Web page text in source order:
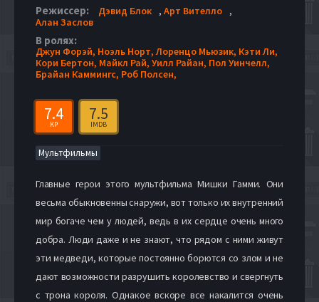
Режиссер: Дэвид Блок , Арт Вителло
,
Алан Заслов
В ролях:
Джун Форэй, Ноэль Норт,Лоренцо Мьюзик, Кэти Ли,
Кори Бертон, Майкл Рай, Уилл Райан, Пол Уинчелл,
Брайан Каммингс, Роб Полсен,
7.4
KP
7.5
IMDB
Мультфильмы
Главные герои этого мультфильма Мишки Гамми. Они
весьма обыкновенны снаружи, вот только их внутренний
мир богаче чем у людей, ведь в их сердце очень много
добра. Люди даже и не знают, что рядом с ними живут
эти медведи, которые постоянно борются со злом и не
дают возможности разрушить королевство и свергнуть
с трона короля. Однакое вскоре все накалится очень